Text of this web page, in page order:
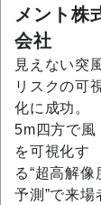
メント株
会社
見えない突
リスクの可
化に成功。
5m四方で風
を可視化す
る“超高解像
予測”で来場